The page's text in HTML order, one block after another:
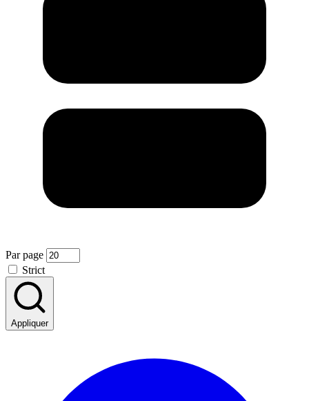
Par page
Strict
Appliquer